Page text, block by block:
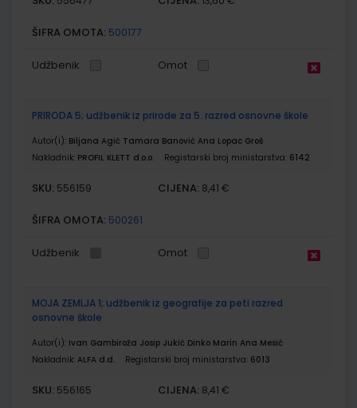
ŠIFRA OMOTA: 500177
Udžbenik Omot
PRIRODA 5; udžbenik iz prirode za 5. razred osnovne škole
Autor(i): Biljana Agić Tamara Banović Ana Lopac Groš
Nakladnik: PROFIL KLETT d.o.o. Registarski broj ministarstva: 6142
SKU: 556159 CIJENA: 8,41 €
ŠIFRA OMOTA: 500261
Udžbenik Omot
MOJA ZEMLJA 1; udžbenik iz geografije za peti razred
osnovne škole
Autor(i): Ivan Gambiroža Josip Jukić Dinko Marin Ana Mesić
Nakladnik: ALFA d.d. Registarski broj ministarstva: 6013
SKU: 556165 CIJENA: 8,41 €